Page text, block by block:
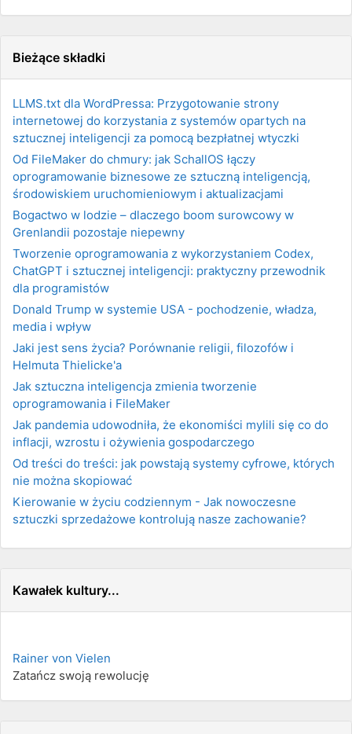
Bieżące składki
LLMS.txt dla WordPressa: Przygotowanie strony
internetowej do korzystania z systemów opartych na
sztucznej inteligencji za pomocą bezpłatnej wtyczki
Od FileMaker do chmury: jak SchallOS łączy
oprogramowanie biznesowe ze sztuczną inteligencją,
środowiskiem uruchomieniowym i aktualizacjami
Bogactwo w lodzie – dlaczego boom surowcowy w
Grenlandii pozostaje niepewny
Tworzenie oprogramowania z wykorzystaniem Codex,
ChatGPT i sztucznej inteligencji: praktyczny przewodnik
dla programistów
Donald Trump w systemie USA - pochodzenie, władza,
media i wpływ
Jaki jest sens życia? Porównanie religii, filozofów i
Helmuta Thielicke'a
Jak sztuczna inteligencja zmienia tworzenie
oprogramowania i FileMaker
Jak pandemia udowodniła, że ekonomiści mylili się co do
inflacji, wzrostu i ożywienia gospodarczego
Od treści do treści: jak powstają systemy cyfrowe, których
nie można skopiować
Kierowanie w życiu codziennym - Jak nowoczesne
sztuczki sprzedażowe kontrolują nasze zachowanie?
Kawałek kultury...
Rainer von Vielen
Zatańcz swoją rewolucję